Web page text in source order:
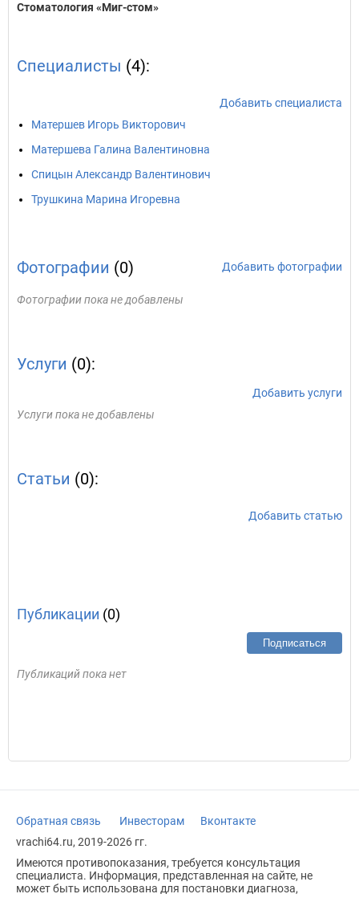
Стоматология «Миг-стом»
Специалисты (4):
Добавить специалиста
Матершев Игорь Викторович
Матершева Галина Валентиновна
Спицын Александр Валентинович
Трушкина Марина Игоревна
Фотографии (0) Добавить фотографии
Фотографии пока не добавлены
Услуги (0):
Добавить услуги
Услуги пока не добавлены
Статьи (0):
Добавить статью
Публикации (0)
Подписаться
Публикаций пока нет
Обратная связь Инвесторам
Вконтакте
vrachi64.ru, 2019-2026 гг.
Имеются противопоказания, требуется консультация
специалиста. Информация, представленная на сайте, не
может быть использована для постановки диагноза,